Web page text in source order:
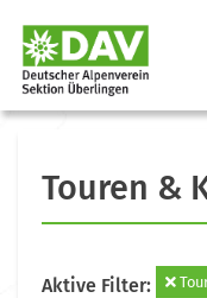
Touren &
Aktive Filter: